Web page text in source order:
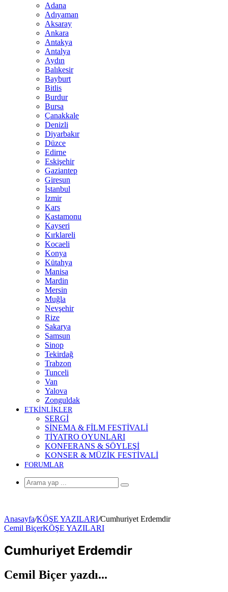
Adana
Adıyaman
Aksaray
Ankara
Antakya
Antalya
Aydın
Balıkesir
Bayburt
Bitlis
Burdur
Bursa
Çanakkale
Denizli
Diyarbakır
Düzce
Edirne
Eskişehir
Gaziantep
Giresun
İstanbul
İzmir
Kars
Kastamonu
Kayseri
Kırklareli
Kocaeli
Konya
Kütahya
Manisa
Mardin
Mersin
Muğla
Nevşehir
Rize
Sakarya
Samsun
Sinop
Tekirdağ
Trabzon
Tunceli
Van
Yalova
Zonguldak
ETKİNLİKLER
SERGİ
SİNEMA & FİLM FESTİVALİ
TİYATRO OYUNLARI
KONFERANS & SÖYLEŞİ
KONSER & MÜZİK FESTİVALİ
FORUMLAR
Arama
Anasayfa/KÖŞE YAZILARI/Cumhuriyet Erdemdir
Cemil BiçerKÖŞE YAZILARI
Cumhuriyet Erdemdir
Cemil Biçer yazdı...